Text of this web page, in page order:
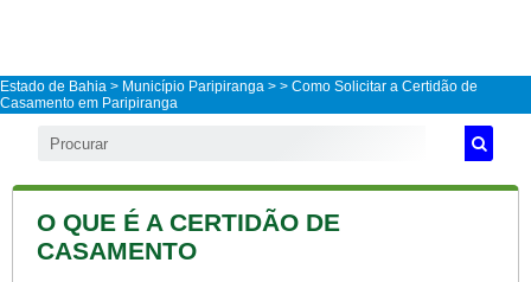
Estado de Bahia > Município Paripiranga > > Como Solicitar a Certidão de
Casamento em Paripiranga
O QUE É A CERTIDÃO DE
CASAMENTO